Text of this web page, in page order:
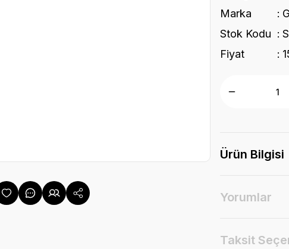
Marka
Stok Kodu
Fiyat
Ürün Bilgisi
Yorumlar
Taksit